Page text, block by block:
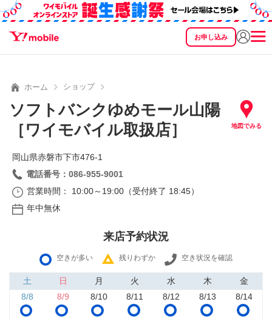
お申し込み
SEARCH
ホーム ショップ
ソフトバンクゆめモール山陽
［ワイモバイル取扱店］
地図でみる
岡山県赤磐市下市476‐1
電話番号：086-955-9001
営業時間： 10:00～19:00（受付終了 18:45）
年中無休
来店予約状況
空きが多い 残りわずか 空き状況を確認
土 日 月 火 水 木
金
8/8
8/9 8/10 8/11 8/12 8/13 8/14